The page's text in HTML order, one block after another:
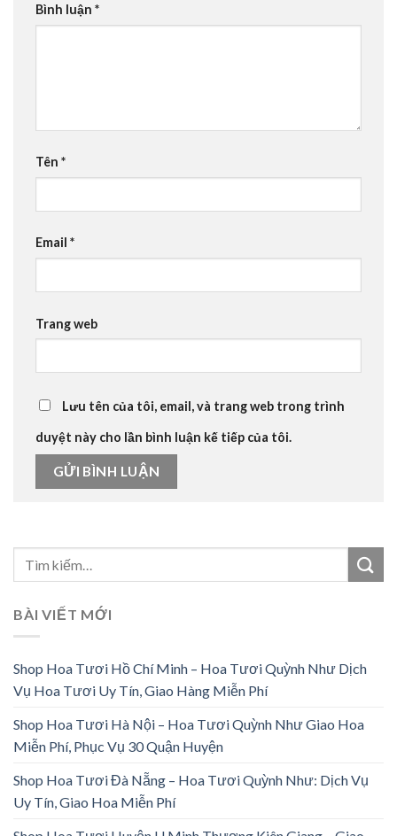
Bình luận *
Tên *
Email *
Trang web
Lưu tên của tôi, email, và trang web trong trình
duyệt này cho lần bình luận kế tiếp của tôi.
BÀI VIẾT MỚI
Shop Hoa Tươi Hồ Chí Minh – Hoa Tươi Quỳnh Như Dịch
Vụ Hoa Tươi Uy Tín, Giao Hàng Miễn Phí
Shop Hoa Tươi Hà Nội – Hoa Tươi Quỳnh Như Giao Hoa
Miễn Phí, Phục Vụ 30 Quận Huyện
Shop Hoa Tươi Đà Nẵng – Hoa Tươi Quỳnh Như: Dịch Vụ
Uy Tín, Giao Hoa Miễn Phí